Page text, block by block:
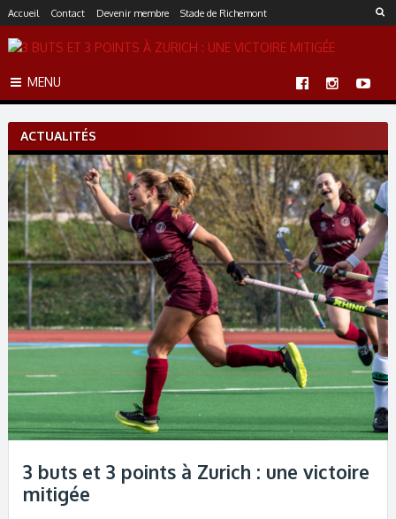
k
o
Accueil Contact Devenir membre Stade de Richemont
MENU
ACTUALITÉS
3 buts et 3 points à Zurich : une victoire
mitigée